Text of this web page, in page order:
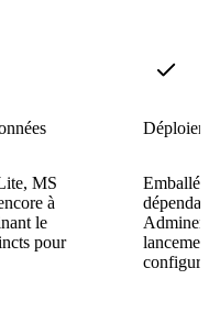
MS
à
le
pour
Emballé
Adminer